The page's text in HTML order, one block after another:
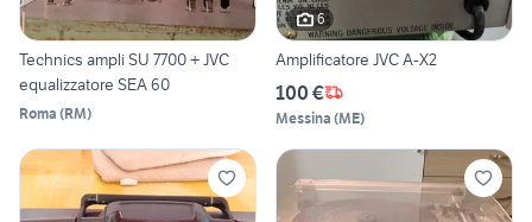
Technics ampli SU 7700 + JVC
equalizzatore SEA 60
Roma (RM)
6
Amplificatore JVC A-X2
100 €
Messina (ME)